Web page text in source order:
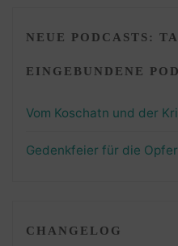
NEUE PODCASTS:
EINGEBUNDENE
Vom Koschatn und der
Gedenkfeier für die
CHANGELOG